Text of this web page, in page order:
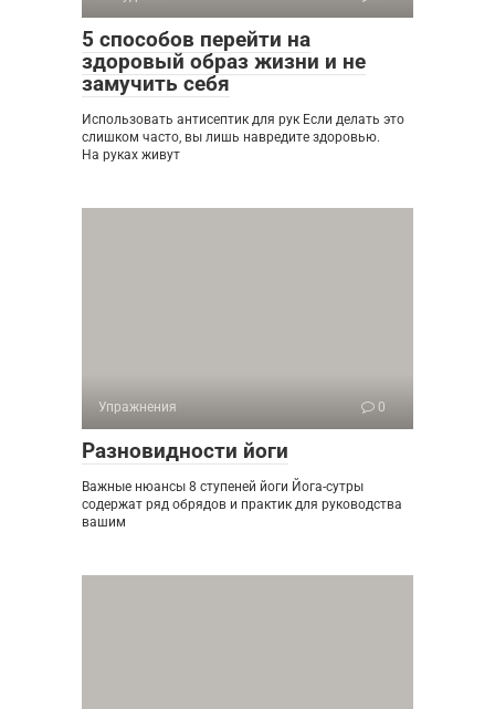
5 способов перейти на
здоровый образ жизни и не
замучить себя
Использовать антисептик для рук Если делать это
слишком часто, вы лишь навредите здоровью.
На руках живут
Упражнения 0
Разновидности йоги
Важные нюансы 8 ступеней йоги Йога-сутры
содержат ряд обрядов и практик для руководства
вашим